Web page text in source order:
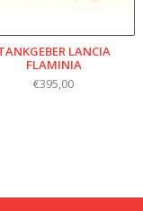
LANCIA
FLAMINIA
€395,00